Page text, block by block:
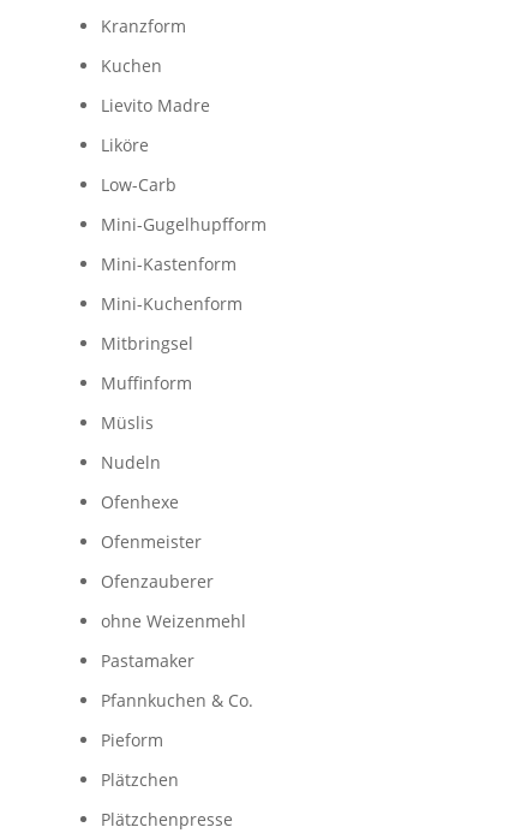
Kranzform
Kuchen
Lievito Madre
Liköre
Low-Carb
Mini-Gugelhupfform
Mini-Kastenform
Mini-Kuchenform
Mitbringsel
Muffinform
Müslis
Nudeln
Ofenhexe
Ofenmeister
Ofenzauberer
ohne Weizenmehl
Pastamaker
Pfannkuchen & Co.
Pieform
Plätzchen
Plätzchenpresse